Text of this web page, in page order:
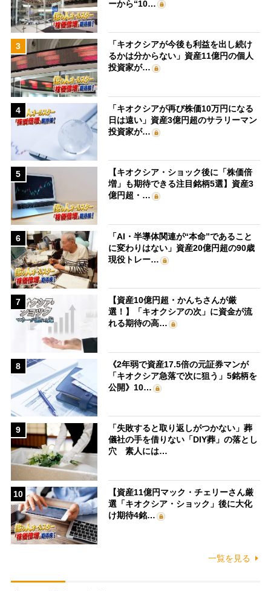
ーから“10…
3
「キオクシアが今後も利益を出し続け
るかは分からない」資産11億円の個人
投資家が…
4
「キオクシアが再び株価10万円になる
日は遠い」資産3億円超のサラリーマン
投資家が…
5
【キオクシア・ショック後に「株価倍
増」も期待できる注目銘柄5選】資産3
億円超・…
6
「AI・半導体関連が“本命”であること
に変わりはない」資産20億円超の90歳
現役トレー…
7
【資産10億円超・かんちさんが厳
選！】「キオクシアの次」に資金が流
れる期待の高…
8
《2年弱で資産17.5倍の元証券マンが
「キオクシア急落で次に狙う」5銘柄を
公開》10…
9
「失敗すると取り返しがつかない」葬
儀社の手を借りない「DIY葬」の落とし
穴 素人には…
10
【資産11億円マック・チェリーさん厳
選「キオクシア・ショック」後に大化
け期待4銘…
一覧を見る